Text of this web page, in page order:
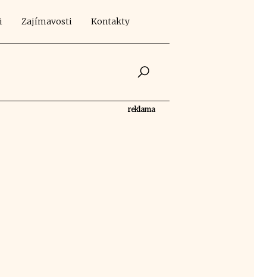
Zajímavosti Kontakty
reklama